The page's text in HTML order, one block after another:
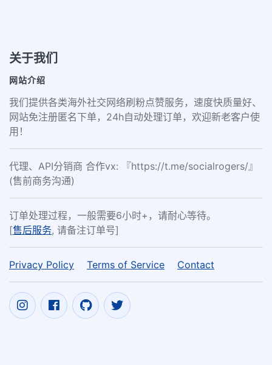
关于我们
网站介绍
我们提供各类海外社交网络刷粉点赞服务，速度快质量好、
网站免注册匿名下单，24h自动处理订单，欢迎新老客户使
用！
代理、API分销商 合作vx: 『https://t.me/socialrogers/』
(售前商务沟通)
订单处理过程，一般需要6小时+，请耐心等待。
[售后服务, 请备注订单号]
Privacy Policy Terms of Service Contact